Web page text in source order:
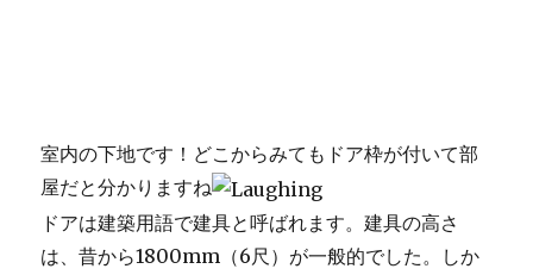
室内の下地です！どこからみてもドア枠が付いて部
屋だと分かりますね
ドアは建築用語で建具と呼ばれます。建具の高さ
は、昔から1800mm（6尺）が一般的でした。しか